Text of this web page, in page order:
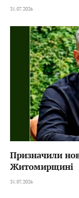
31.07.2026
Призначили
Житомирщині
31.07.2026